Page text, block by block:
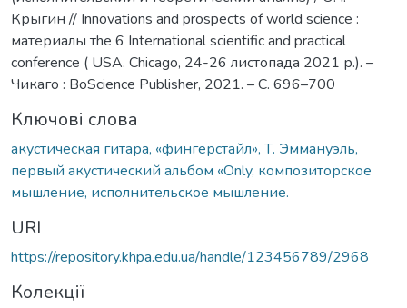
Крыгин // Innovations and prospects of world science :
материалы тhe 6 International scientific and practical
conference ( USA. Chicago, 24-26 листопада 2021 р.). –
Чикаго : BoScience Publisher, 2021. – С. 696–700
Ключові слова
акустическая гитара, «фингерстайл», Т. Эммануэль,
первый акустический альбом «Only, композиторское
мышление, исполнительское мышление.
URI
https://repository.khpa.edu.ua/handle/123456789/2968
Колекції